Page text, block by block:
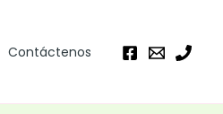
Contáctenos